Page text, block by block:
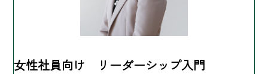
女性社員向け リーダーシップ入門